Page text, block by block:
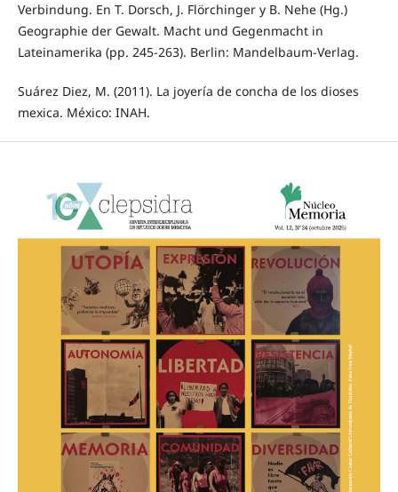
Verbindung. En T. Dorsch, J. Flörchinger y B. Nehe (Hg.)
Geographie der Gewalt. Macht und Gegenmacht in
Lateinamerika (pp. 245-263). Berlin: Mandelbaum-Verlag.
Suárez Diez, M. (2011). La joyería de concha de los dioses
mexica. México: INAH.